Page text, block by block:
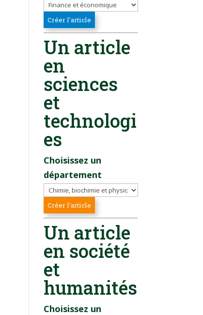
Un article
en
sciences
et
technologi
es
Choisissez un
département
Un article
en société
et
humanités
Choisissez un